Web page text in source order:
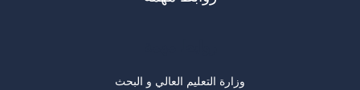
وزارة التعليم العالي و البحث